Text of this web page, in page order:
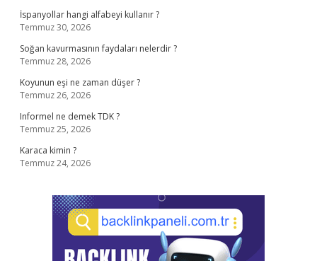
İspanyollar hangi alfabeyi kullanır ?
Temmuz 30, 2026
Soğan kavurmasının faydaları nelerdir ?
Temmuz 28, 2026
Koyunun eşi ne zaman düşer ?
Temmuz 26, 2026
Informel ne demek TDK ?
Temmuz 25, 2026
Karaca kimin ?
Temmuz 24, 2026